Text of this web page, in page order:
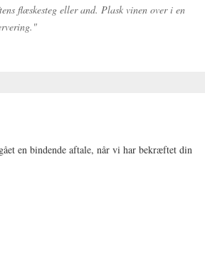
flæskesteg eller and. Plask vinen over i en
en bindende aftale, når vi har bekræftet din